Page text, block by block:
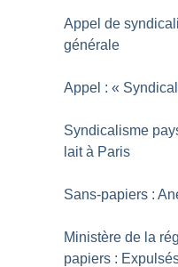
Appel de
générale
Appel : «
Syndicalisme
lait à Paris
Sans-papiers :
Ministère de la
papiers :